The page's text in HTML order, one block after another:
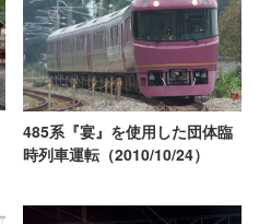
485系『宴』を使用した団体臨
時列車運転（2010/10/24）